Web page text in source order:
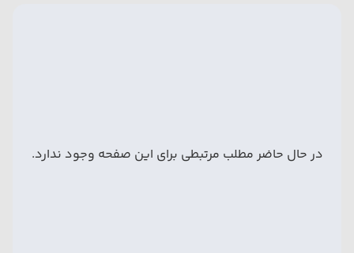
در حال حاضر مطلب مرتبطی برای این صفحه وجود ندارد.